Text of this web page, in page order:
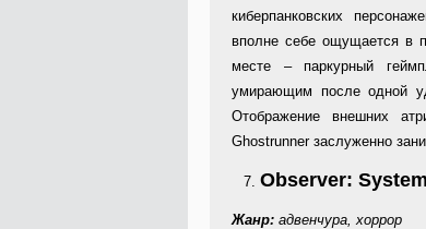
киберпанковских
вполне себе ощущается в
месте – паркурный
умирающим после одной
Отображение внешних
Ghostrunner заслуженно
Observer:
Жанр: адвенчура,хоррор